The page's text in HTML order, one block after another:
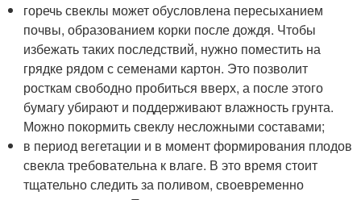
горечь свеклы может обусловлена пересыханием
почвы, образованием корки после дождя. Чтобы
избежать таких последствий, нужно поместить на
грядке рядом с семенами картон. Это позволит
росткам свободно пробиться вверх, а после этого
бумагу убирают и поддерживают влажность грунта.
Можно покормить свеклу несложными составами;
в период вегетации и в момент формирования плодов
свекла требовательна к влаге. В это время стоит
тщательно следить за поливом, своевременно